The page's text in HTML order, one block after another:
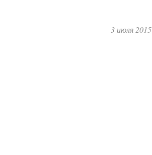
3 июля 2015